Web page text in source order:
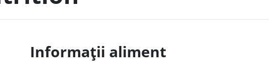
Informații aliment